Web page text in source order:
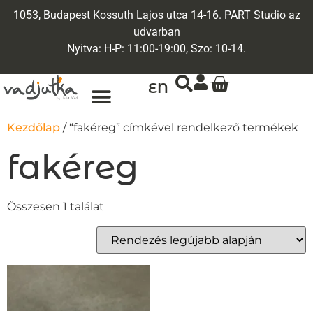
1053, Budapest Kossuth Lajos utca 14-16. PART Studio az
udvarban
Nyitva: H-P: 11:00-19:00, Szo: 10-14.
EN
Kezdőlap / “fakéreg” címkével rendelkező termékek
fakéreg
Összesen 1 találat